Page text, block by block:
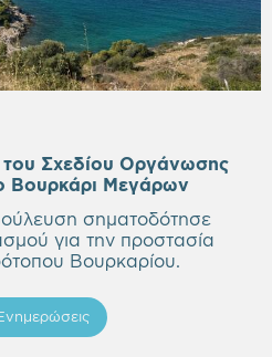
του Σχεδίου Οργάνωσης
Βουρκάρι Μεγάρων
σηματοδότησε
για την προστασία
Βουρκαρίου.